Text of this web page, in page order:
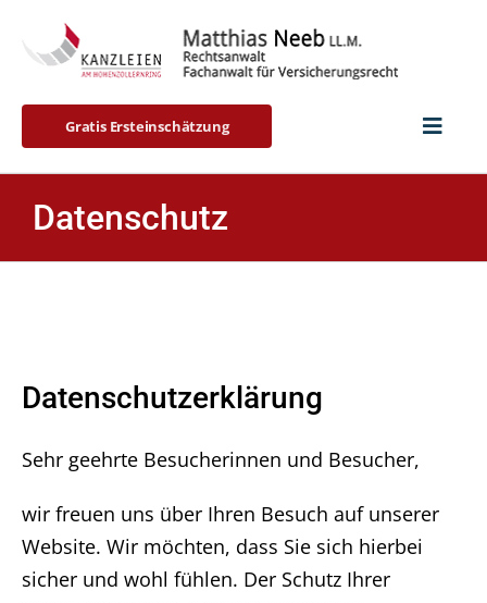
Gratis Ersteinschätzung
Datenschutz
Datenschutzerklärung
Sehr geehrte Besucherinnen und Besucher,
wir freuen uns über Ihren Besuch auf unserer
Website. Wir möchten, dass Sie sich hierbei
sicher und wohl fühlen. Der Schutz Ihrer